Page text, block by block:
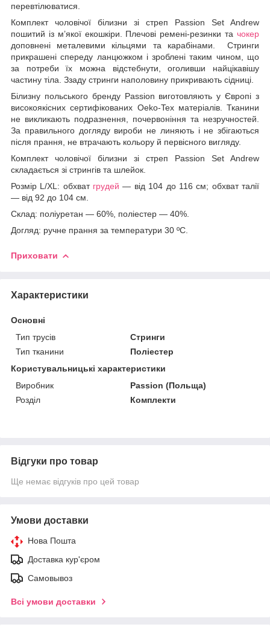
перевтілюватися.
Комплект чоловічої білизни зі стреп Passion Set Andrew
пошитий із м’якої екошкіри. Плечові ремені-резинки та чокер
доповнені металевими кільцями та карабінами. Стринги
прикрашені спереду ланцюжком і зроблені таким чином, що
за потреби їх можна відстебнути, оголивши найцікавішу
частину тіла. Ззаду стринги наполовину прикривають сідниці.
Білизну польського бренду Passion виготовляють у Європі з
високоякісних сертифікованих Oeko-Tex матеріалів. Тканини
не викликають подразнення, почервоніння та незручностей.
За правильного догляду вироби не линяють і не збігаються
після прання, не втрачають кольору й первісного вигляду.
Комплект чоловічої білизни зі стреп Passion Set Andrew
складається зі стрингів та шлейок.
Розмір L/XL: обхват грудей — від 104 до 116 см; обхват талії
— від 92 до 104 см.
Склад: поліуретан — 60%, поліестер — 40%.
Догляд: ручне прання за температури 30 ºС.
Приховати
Характеристики
Основні
Тип трусів
Стринги
Тип тканини
Поліестер
Користувальницькі характеристики
Виробник
Passion (Польща)
Розділ
Комплекти
Відгуки про товар
Ще немає відгуків про цей товар
Умови доставки
Нова Пошта
Доставка кур'єром
Самовывоз
Всі умови доставки